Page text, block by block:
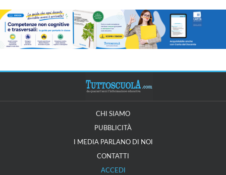
CHI SIAMO
PUBBLICITÀ
I MEDIA PARLANO DI NOI
CONTATTI
ACCEDI